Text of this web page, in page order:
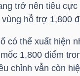
trở nên tiêu cực
hỗ trợ 1,800
có thể xuất hiện
1,800 điểm
chỉnh vẫn còn